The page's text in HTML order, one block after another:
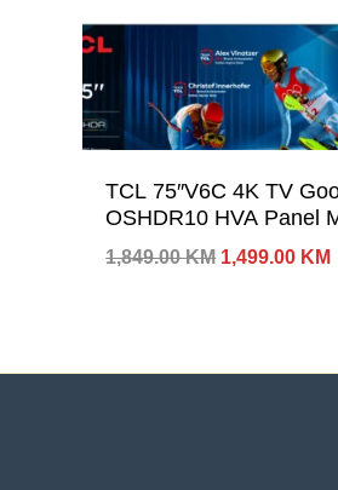
TCL 75″V6C 4K TV
OSHDR10 HVA Panel
ClarityDolby Audio; AiPQ
Processor;
1,849.00KM Izvorna
1,499.00 KM